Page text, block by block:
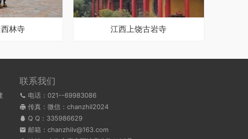
林寺 江西上饶古岩寺
联系我们
电话：021--69983086
传真：微信：chanzhil2024
Q Q： 335986629
邮箱：chanzhilv@163.com